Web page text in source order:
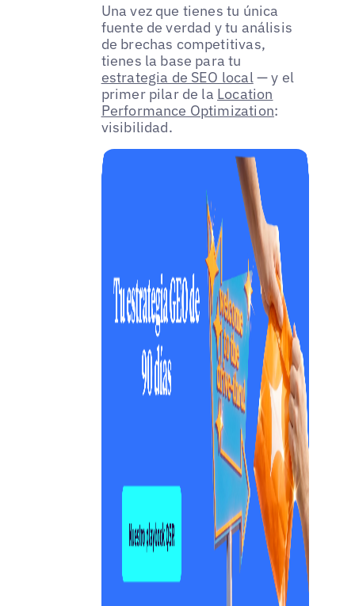
Una vez que tienes tu única
fuente de verdad y tu análisis
de brechas competitivas,
tienes la base para tu
estrategia de SEO local— y el
primer pilar de la Location
Performance Optimization:
visibilidad.